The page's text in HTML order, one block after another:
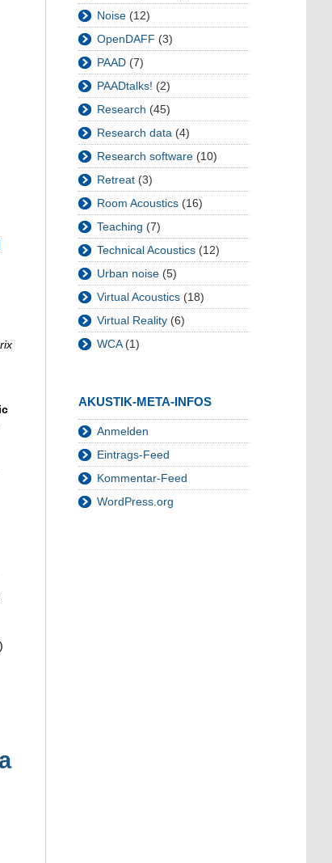
Noise (12)
OpenDAFF (3)
PAAD (7)
PAADtalks! (2)
Research (45)
Research data (4)
Research software (10)
Retreat (3)
Room Acoustics (16)
Teaching (7)
Technical Acoustics (12)
Urban noise (5)
Virtual Acoustics (18)
Virtual Reality (6)
WCA(1)
AKUSTIK-META-INFOS
Anmelden
Eintrags-Feed
Kommentar-Feed
WordPress.org